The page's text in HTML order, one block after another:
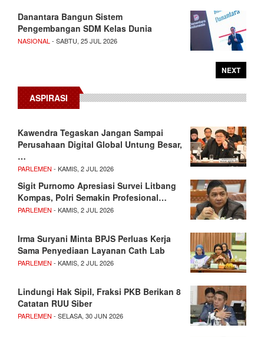
Danantara Bangun Sistem
Pengembangan SDM Kelas Dunia
NASIONAL - SABTU, 25 JUL 2026
NEXT
ASPIRASI
Kawendra Tegaskan Jangan Sampai
Perusahaan Digital Global Untung Besar,
…
PARLEMEN - KAMIS, 2 JUL 2026
Sigit Purnomo Apresiasi Survei Litbang
Kompas, Polri Semakin Profesional…
PARLEMEN - KAMIS, 2 JUL 2026
Irma Suryani Minta BPJS Perluas Kerja
Sama Penyediaan Layanan Cath Lab
PARLEMEN - KAMIS, 2 JUL 2026
Lindungi Hak Sipil, Fraksi PKB Berikan 8
Catatan RUU Siber
PARLEMEN - SELASA, 30 JUN 2026